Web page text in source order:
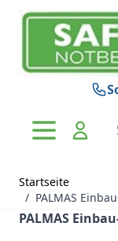
Zum Inhalt
Startseite
/ PALMAS
PALMAS